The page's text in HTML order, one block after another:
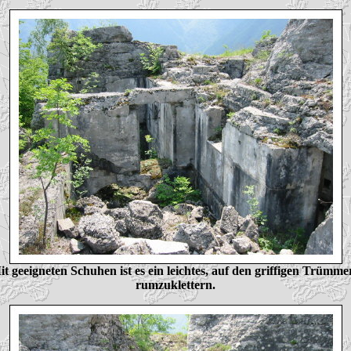
geeigneten Schuhen ist es ein leichtes, auf den griffigen
rumzuklettern.